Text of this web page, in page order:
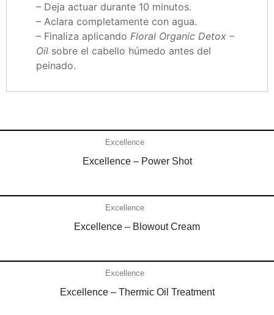
– Deja actuar durante 10 minutos.
– Aclara completamente con agua.
– Finaliza aplicando Floral Organic Detox –
Oil sobre el cabello húmedo antes del
peinado.
Excellence
Excellence – Power Shot
Excellence
Excellence – Blowout Cream
Excellence
Excellence – Thermic Oil Treatment